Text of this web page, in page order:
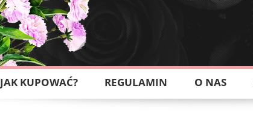
JAK KUPOWAĆ? REGULAMIN O NAS